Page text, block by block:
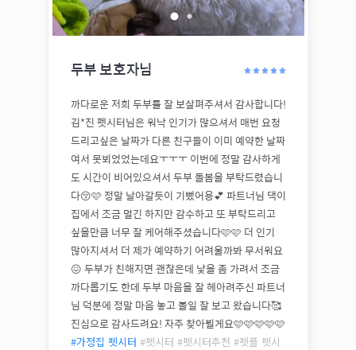
두부 보호자님
까다로운 저희 두부를 잘 보살펴주셔서 감사합니다!
김*진 펫시터님은 워낙 인기가 많으셔서 매번 요청
드리고싶은 날짜가 다른 친구들이 이미 예약한 날짜
여서 못뵈었었는데요ㅜㅜㅜ 이번에 정말 감사하게
도 시간이 비어있으셔서 두부 돌봄을 부탁드렸습니
다😚🩷 정말 날아갈듯이 기뻤어용💕 파트너님 댁이
집에서 조금 멀긴 하지만 감수하고 또 부탁드리고
싶을만큼 너무 잘 케어해주셨습니다🩷🩷 더 인기
많아지셔서 더 제가 예약하기 어려울까봐 무서워요
😖 두부가 친해지면 괜찮은데 낯을 좀 가려서 조금
까다롭기도 한데 두부 마음을 잘 헤아려주신 파트너
님 덕분에 정말 마음 놓고 볼일 잘 보고 왔습니다🥰
진심으로 감사드려요! 자주 찾아뵐게요🩷🩷🩷🩷🩷
#가정집 펫시터 #펫시터 #펫시터추천 #펫플 펫시